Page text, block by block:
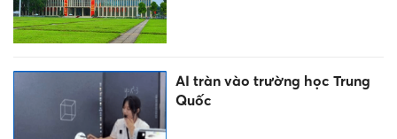
AI tràn vào trường học Trung
Quốc